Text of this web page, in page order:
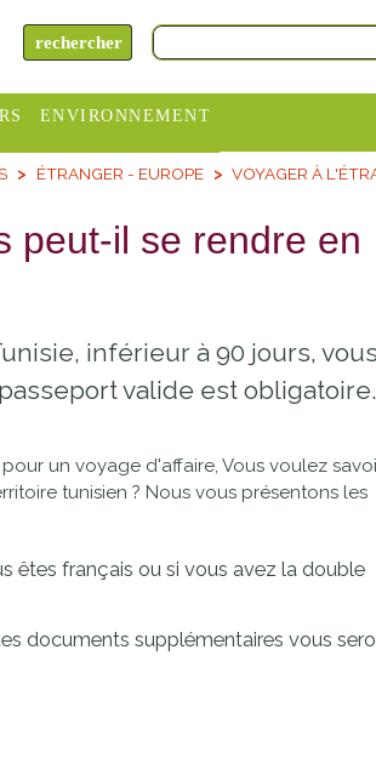
de
ENVIRONNEMENT
Horaires
SITCOM
ÉTRANGER - EUROPE VOYAGER À
peut-il se rendre en
inférieur à 90 jours, vous
valide est obligatoire.
un voyage d'affaire, Vous voulez
tunisien ? Nous vous présentons les
êtes français ou si vous avez la double
documents supplémentaires vous